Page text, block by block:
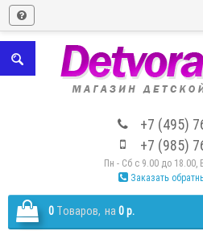
+7 (495)
+7 (985)
Пн - Сб с 9.00 до 18.00,
Заказать
0 Tоваров, на 0 р.